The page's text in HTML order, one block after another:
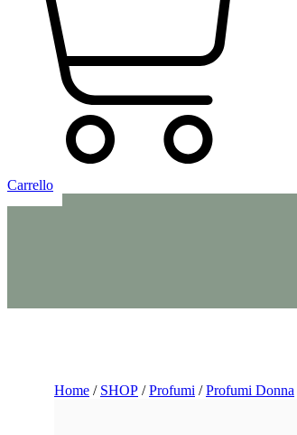
Carrello
Home / SHOP /Profumi /Profumi Donna